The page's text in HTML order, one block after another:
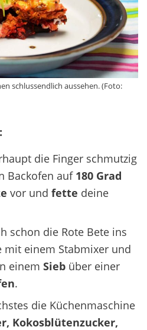
schlussendlich aussehen. (Foto:
die Finger schmutzig
Backofen auf 180 Grad
vor und fette deine
schon die Rote Bete ins
mit einem Stabmixer und
einem Sieb über einer
.
die Küchenmaschine
Kokosblütenzucker,